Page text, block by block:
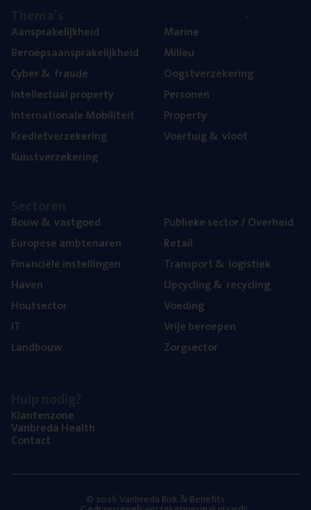
Aan­spra­ke­lijk­heid
Beroeps­aan­spra­ke­lijk­heid
Cyber& fraude
Intel­lec­tu­al property
Inter­na­ti­o­na­le Mobiliteit
Kre­diet­ver­ze­ke­ring
Kunst­ver­ze­ke­ring
Mari­ne
Mili­eu
Oogst­ver­ze­ke­ring
Per­so­nen
Pro­per­ty
Voer­tuig& vloot
Bouw& vastgoed
Euro­pe­se ambtenaren
Finan­ci­ë­le instellingen
Haven
Hout­sec­tor
IT
Land­bouw
Publie­ke sec­tor / Overheid
Retail
Trans­port& logistiek
Upcy­cling& recycling
Voe­ding
Vrije beroe­pen
Zorg­sec­tor
Klan­ten­zo­ne
Van­b­re­da Health
Con­tact
© 2026 Vanbreda Risk & Benefits